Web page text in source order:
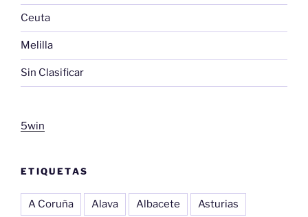
Ceuta
Melilla
Sin Clasificar
5win
ETIQUETAS
A Coruña Alava Albacete Asturias